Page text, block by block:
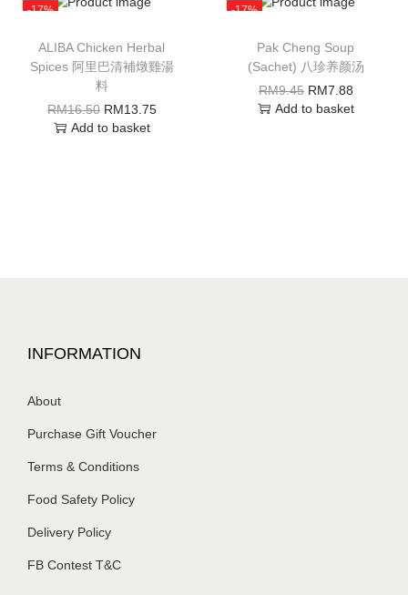
-17%
ALIBA Chicken Herbal
Spices 阿里巴清補燉雞湯
料
RM16.50 RM13.75
Add to basket
-17%
Pak Cheng Soup
(Sachet) 八珍养颜汤
RM9.45 RM7.88
Add to basket
INFORMATION
About
Purchase Gift Voucher
Terms & Conditions
Food Safety Policy
Delivery Policy
FB Contest T&C